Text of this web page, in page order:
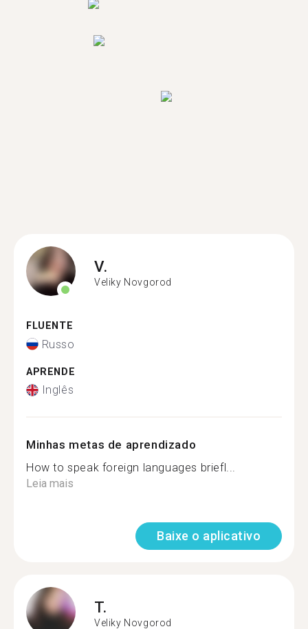
V.
Veliky Novgorod
FLUENTE
Russo
APRENDE
Inglês
Minhas metas de aprendizado
How to speak foreign languages briefl...
Leia mais
Baixe o aplicativo
T.
Veliky Novgorod